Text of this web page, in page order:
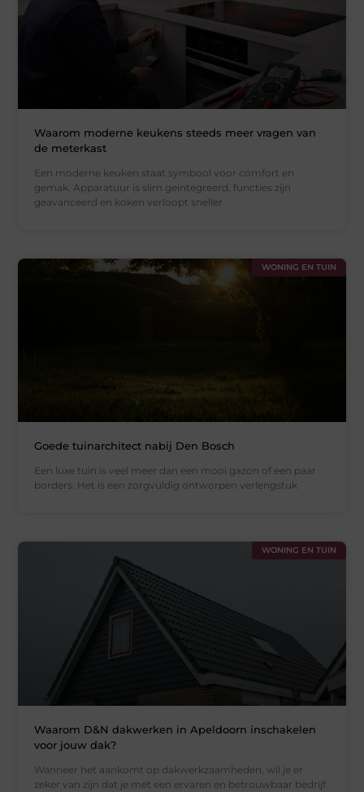
Waarom moderne keukens steeds meer vragen van
de meterkast
Een moderne keuken staat symbool voor comfort en
gemak. Apparatuur is slim geïntegreerd, functies zijn
geavanceerd en koken verloopt sneller
WONING EN TUIN
Goede tuinarchitect nabij Den Bosch
Een luxe tuin is veel meer dan een mooi gazon of een paar
borders. Het is een zorgvuldig ontworpen verlengstuk
WONING EN TUIN
Waarom D&N dakwerken in Apeldoorn inschakelen
voor jouw dak?
Wanneer het aankomt op dakwerkzaamheden, wil je er
zeker van zijn dat je met een ervaren en betrouwbaar bedrijf